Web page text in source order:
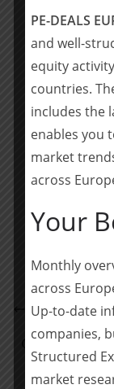
Ebner Stolz
Erstellung
Diligence.
Team Ebner
Partner, China
Diligence),
Teilen mit:
Proventis
der
Oaklins
PE-DEALS
and well-
equity
countries.
includes the
enables you
market
across
Your
Monthly
across
Up-to-date
companies,
Structured
market